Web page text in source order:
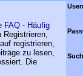
FAQ - Häufig
Registrieren,
registrieren,
zu lesen,
Die